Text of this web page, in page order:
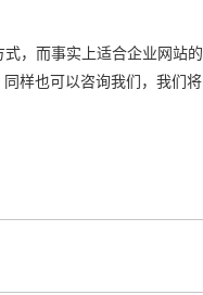
，而事实上适合企业网站
样也可以咨询我们，我们将